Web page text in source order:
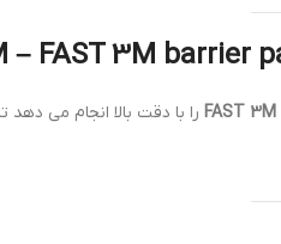
را با دقت بالا انجام می